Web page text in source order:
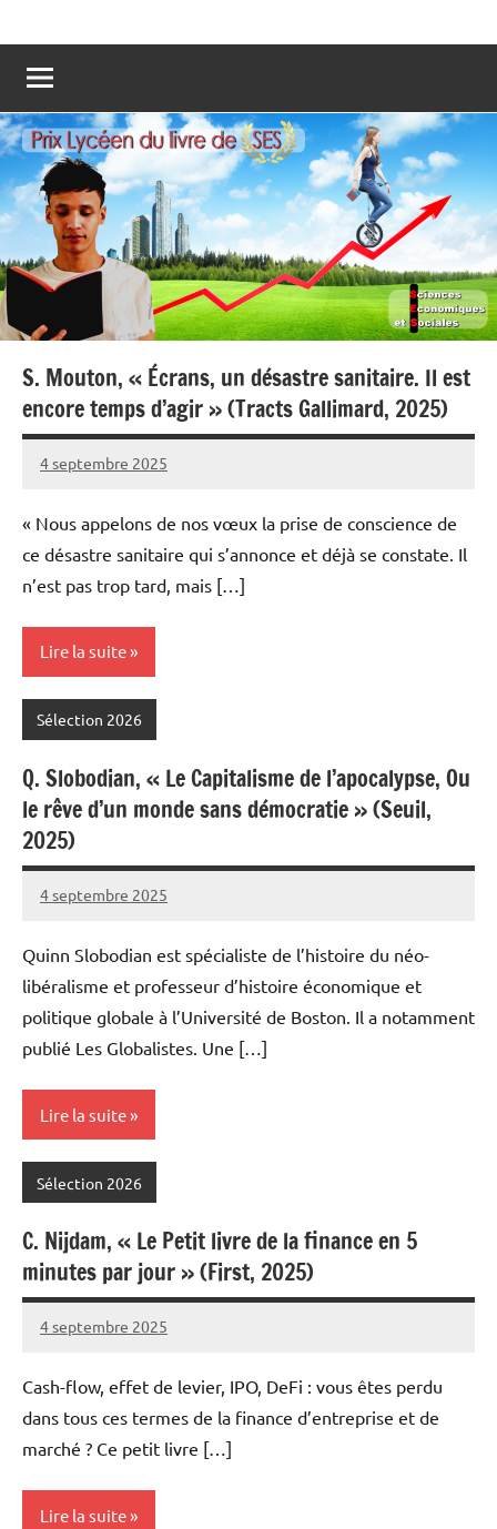
au
contenu
Prix
lycéen
du
Livre
de
SES
votent
pour
leur
livre
préféré
de
Sciences
Economiques
Sociales
S. Mouton, « Écrans, un désastre sanitaire. Il est
encore temps d’agir » (Tracts Gallimard, 2025)
4 septembre 2025
Fabien
7
« Nous appelons de nos vœux la prise de conscience de
ce désastre sanitaire qui s’annonce et déjà se constate. Il
n’est pas trop tard, mais […]
Lire la suite
Sélection 2026
Q. Slobodian, « Le Capitalisme de l’apocalypse, Ou
le rêve d’un monde sans démocratie » (Seuil,
2025)
4 septembre 2025
Fabien
2
Quinn Slobodian est spécialiste de l’histoire du néo-
libéralisme et professeur d’histoire économique et
politique globale à l’Université de Boston. Il a notamment
publié Les Globalistes. Une […]
Lire la suite
Sélection 2026
C. Nijdam, « Le Petit livre de la finance en 5
minutes par jour » (First, 2025)
4 septembre 2025
Fabien
8
Cash-flow, effet de levier, IPO, DeFi : vous êtes perdu
dans tous ces termes de la finance d’entreprise et de
marché ? Ce petit livre […]
Lire la suite